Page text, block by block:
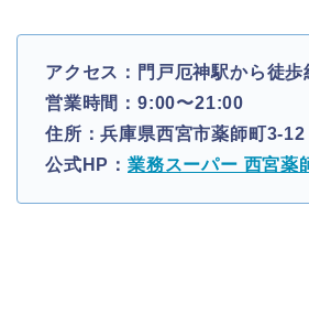
アクセス：門戸厄神駅から徒歩
営業時間：9:00〜21:00
住所：兵庫県西宮市薬師町3-12
公式HP： 業務スーパー 西宮薬